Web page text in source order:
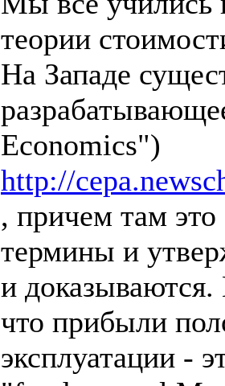
теории
На Западе
Economics")
http://
, причем там
термины и
и
что прибыли
эксплуатации -